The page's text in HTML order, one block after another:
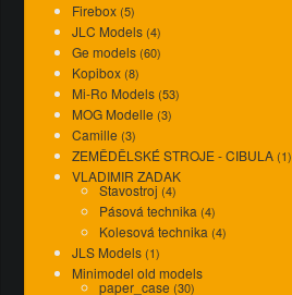
Firebox (5)
JLC Models (4)
Ge models (60)
Kopibox (8)
Mi-Ro Models (53)
MOG Modelle (3)
Camille (3)
ZEMĚDĚLSKÉ STROJE - CIBULA (1)
VLADIMIR ZADAK
Stavostroj (4)
Pásová technika (4)
Kolesová technika (4)
JLS Models (1)
Minimodel old models
paper_case (30)